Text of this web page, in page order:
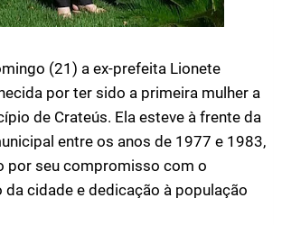
(21) a ex-prefeita Lionete
por ter sido a primeira mulher a
de Crateús. Ela esteve à frente da
entre os anos de 1977 e 1983,
por seu compromisso com o
cidade e dedicação à população